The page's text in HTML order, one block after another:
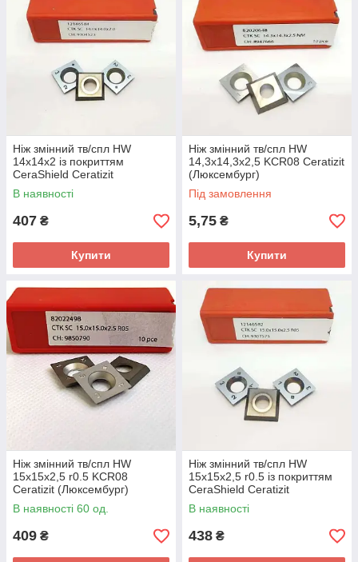
Ніж змінний тв/спл HW
14х14х2 із покриттям
CeraShield Ceratizit
(Люксембург)
В наявності
407 ₴
Купити
Ніж змінний тв/спл HW
14,3х14,3х2,5 KCR08 Ceratizit
(Люксембург)
Під замовлення
5,75 ₴
Купити
Ніж змінний тв/спл HW
15х15х2,5 r0.5 KCR08
Ceratizit (Люксембург)
В наявності 60 од.
409 ₴
Ніж змінний тв/спл HW
15х15х2,5 r0.5 із покриттям
CeraShield Ceratizit
(Люксембург)
В наявності
438 ₴